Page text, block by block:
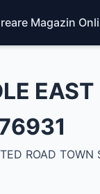
Magazin
ROAD TOWN